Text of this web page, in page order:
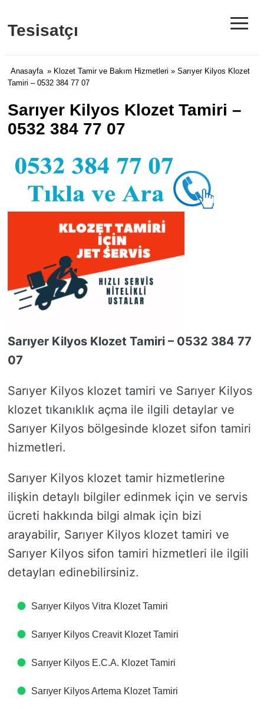
Tesisatçı ≡
Anasayfa » Klozet Tamir ve Bakım Hizmetleri » Sarıyer Kilyos Klozet
Tamiri – 0532 384 77 07
Sarıyer Kilyos Klozet Tamiri –
0532 384 77 07
Sarıyer Kilyos Klozet Tamiri – 0532 384 77
07
Sarıyer Kilyos klozet tamiri ve Sarıyer Kilyos
klozet tıkanıklık açma ile ilgili detaylar ve
Sarıyer Kilyos bölgesinde klozet sifon tamiri
hizmetleri.
Sarıyer Kilyos klozet tamir hizmetlerine
ilişkin detaylı bilgiler edinmek için ve servis
ücreti hakkında bilgi almak için bizi
arayabilir, Sarıyer Kilyos klozet tamiri ve
Sarıyer Kilyos sifon tamiri hizmetleri ile ilgili
detayları edinebilirsiniz.
Sarıyer Kilyos Vitra Klozet Tamiri
Sarıyer Kilyos Creavit Klozet Tamiri
Sarıyer Kilyos E.C.A. Klozet Tamiri
Sarıyer Kilyos Artema Klozet Tamiri